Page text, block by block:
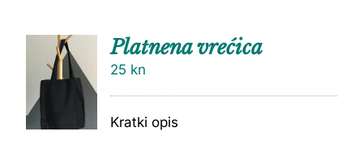
DODAJ
Platnena vrećica
25 kn
Kratki opis